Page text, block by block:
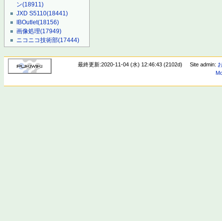
ン(18911)
JXD S5110(18441)
IBOutlet(18156)
画像処理(17949)
ニコニコ技術部(17444)
最終更新:2020-11-04 (水) 12:46:43 (2102d) Site admin: